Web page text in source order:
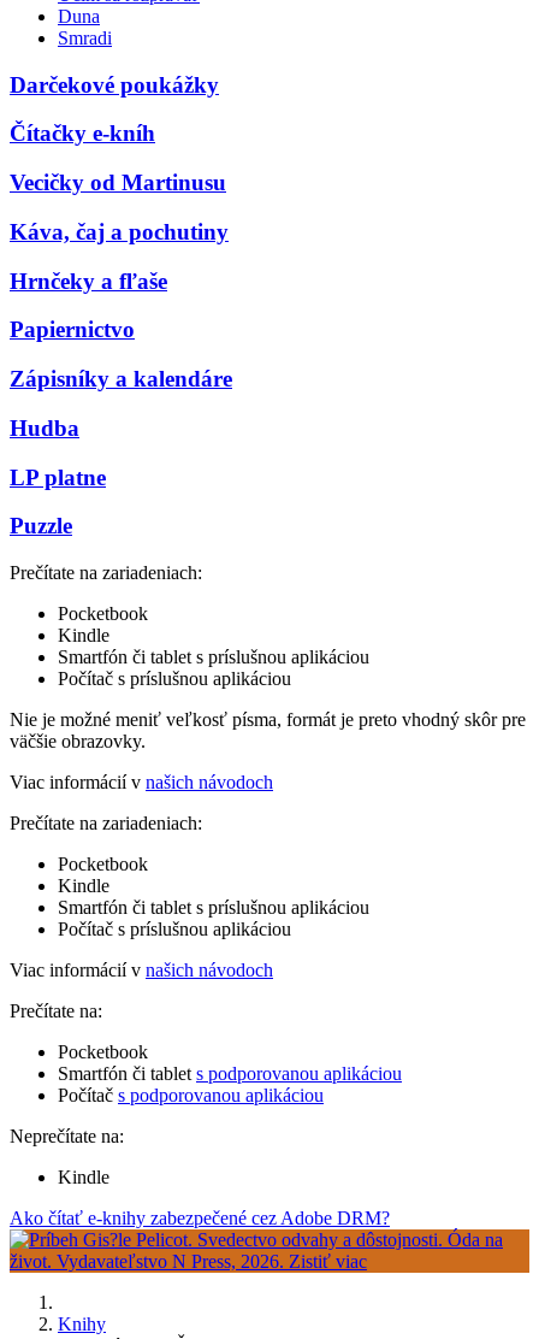
Duna
Smradi
Darčekové poukážky
Čítačky e-kníh
Vecičky od Martinusu
Káva, čaj a pochutiny
Hrnčeky a fľaše
Papiernictvo
Zápisníky a kalendáre
Hudba
LP platne
Puzzle
Prečítate na zariadeniach:
Pocketbook
Kindle
Smartfón či tablet s príslušnou aplikáciou
Počítač s príslušnou aplikáciou
Nie je možné meniť veľkosť písma, formát je preto vhodný skôr pre
väčšie obrazovky.
Viac informácií v našich návodoch
Prečítate na zariadeniach:
Pocketbook
Kindle
Smartfón či tablet s príslušnou aplikáciou
Počítač s príslušnou aplikáciou
Viac informácií v našich návodoch
Prečítate na:
Pocketbook
Smartfón či tablet s podporovanou aplikáciou
Počítač s podporovanou aplikáciou
Neprečítate na:
Kindle
Ako čítať e-knihy zabezpečené cez Adobe DRM?
Knihy